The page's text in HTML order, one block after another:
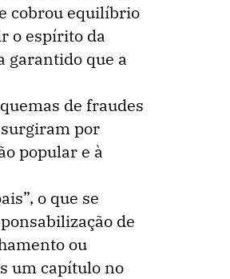
cobrou equilíbrio
o espírito da
garantido que a
de fraudes
por
popular e à
o que se
de
ou
um capítulo no